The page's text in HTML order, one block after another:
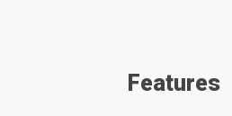
Features